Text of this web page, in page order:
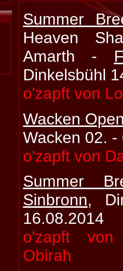
Summer
Heaven
Amarth -
Dinkelsbühl
o'zapft von
Wacken
Wacken 02.
o'zapft von
Summer
Sinbronn,
16.08.2014
o'zapft
Obirah